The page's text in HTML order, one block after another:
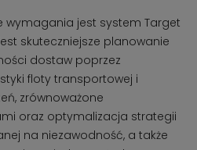
wymagania jest system Target
skuteczniejsze planowanie
dostaw poprzez
floty transportowej i
zrównoważone
oraz optymalizacja strategii
na niezawodność, a także